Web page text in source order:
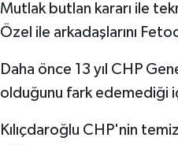
Mutlak butlan kararı ile
Özel ile arkadaşlarını
Daha önce 13 yıl CHP
olduğunu fark edemediği
Kılıçdaroğlu CHP'nin